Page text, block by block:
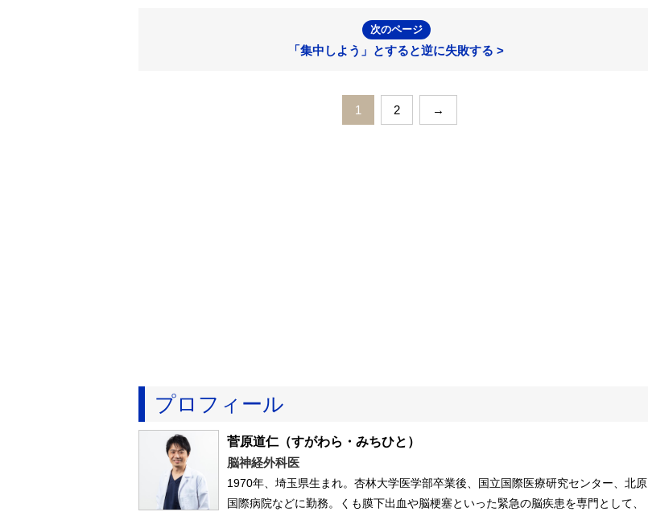
次のページ
「集中しよう」とすると逆に失敗する >
1 2 →
プロフィール
菅原道仁 （すがわら・みちひと）
脳神経外科医
1970年、埼玉県生まれ。杏林大学医学部卒業後、国立国際医療研究センター、北原
国際病院などに勤務。くも膜下出血や脳梗塞といった緊急の脳疾患を専門として、